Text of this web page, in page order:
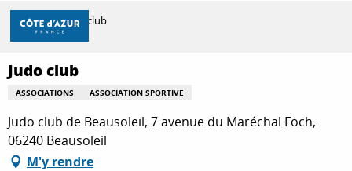
Aller
contenu
principal
DÉCOUVRIR
À FAIRE
Accueil Judo club
Judo club
ASSOCIATIONS ASSOCIATION SPORTIVE
Judo club de Beausoleil, 7 avenue du Maréchal Foch,
06240 Beausoleil
M'y rendre